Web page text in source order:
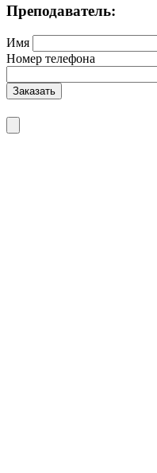
Преподаватель:
Имя
Номер телефона
Заказать